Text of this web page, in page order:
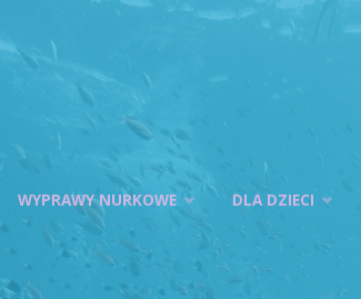
WYPRAWY NURKOWE DLA DZIECI